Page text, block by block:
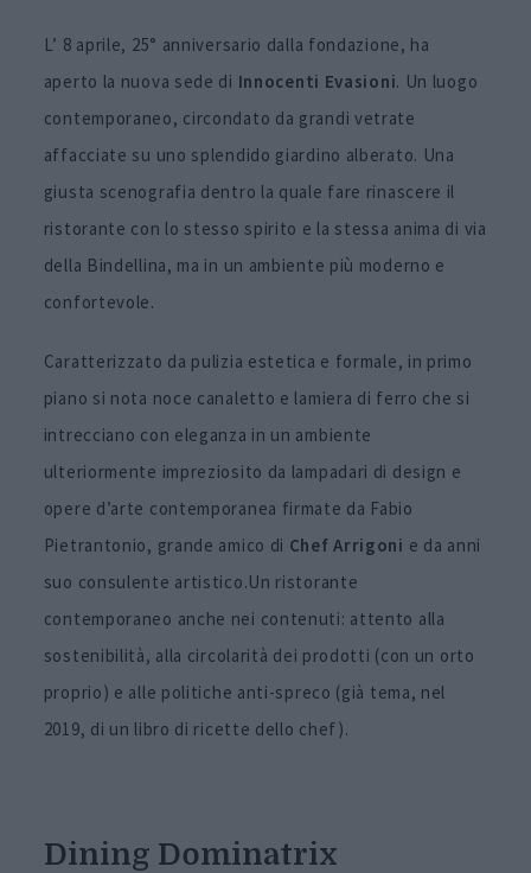
L’ 8 aprile, 25° anniversario dalla fondazione, ha
aperto la nuova sede di Innocenti Evasioni. Un luogo
contemporaneo, circondato da grandi vetrate
affacciate su uno splendido giardino alberato. Una
giusta scenografia dentro la quale fare rinascere il
ristorante con lo stesso spirito e la stessa anima di via
della Bindellina, ma in un ambiente più moderno e
confortevole.
Caratterizzato da pulizia estetica e formale, in primo
piano si nota noce canaletto e lamiera di ferro che si
intrecciano con eleganza in un ambiente
ulteriormente impreziosito da lampadari di design e
opere d’arte contemporanea firmate da Fabio
Pietrantonio, grande amico di Chef Arrigoni e da anni
suo consulente artistico.Un ristorante
contemporaneo anche nei contenuti: attento alla
sostenibilità, alla circolarità dei prodotti (con un orto
proprio) e alle politiche anti-spreco (già tema, nel
2019, di un libro di ricette dello chef).
Dining Dominatrix